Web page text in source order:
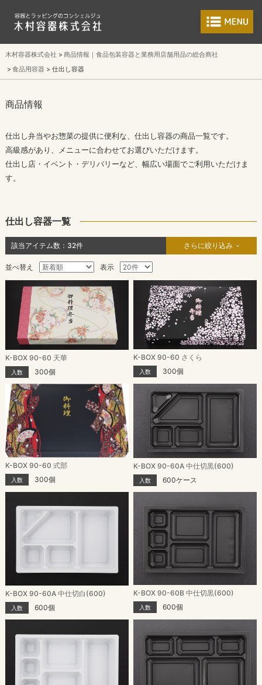
食品包装容器と
木村容器株式会社
商品情報｜食品包装容器と業務用店舗用品の総合商社
食品用容器
仕出し容器
商品情報
仕出し弁当やお惣菜の提供に便利な、仕出し容器の商品一覧です。
高級感があり、メニューに合わせてお選びいただけます。
仕出し店・イベント・デリバリーなど、幅広い場面でご利用いただけま
す。
仕出し容器一覧
該当アイテム数： 32件 さらに絞り込み
並べ替え 表示
K-BOX 90-60 天華
入数 300個
K-BOX 90-60 さくら
入数 300個
K-BOX 90-60 式部
入数 300個
K-BOX 90-60A 中仕切黒(600)
入数 600ケース
K-BOX 90-60A 中仕切白(600)
入数 600個
K-BOX 90-60B 中仕切黒(600)
入数 600個